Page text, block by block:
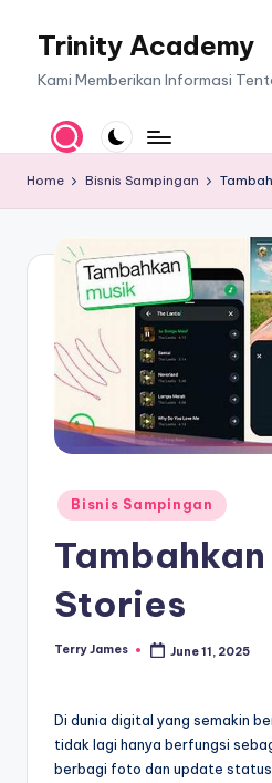
Trinity Academy
Kami Memberikan Informasi
Home Bisnis Sampingan
Posted
in
Bisnis Sampingan
Tambahkan
Stories
Posted
Terry James June 11, 2025
Di dunia digital yang semakin
tidak lagi hanya berfungsi
berbagi foto dan update